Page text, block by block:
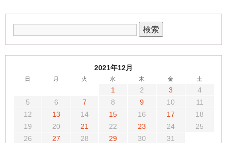
2021年12月
日 月 火 水 木 金 土
1 2 3
4
5
6 7 8 9 10
11
12
13 14 15 16 17
18
19
20 21 22 23 24
25
26
27 28 29 30
31